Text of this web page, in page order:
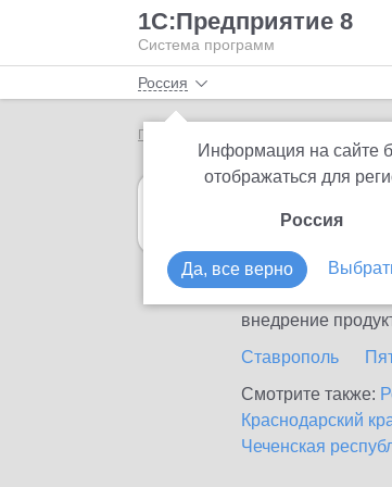
1С:Предприятие 8
Система программ
Россия
Информация на сайте
отображаться для
Россия
Да, все верно
Главная
Ознакомьтесь с
внедрение
Ставрополь
Смотрите также:
Краснодарский
Чеченская